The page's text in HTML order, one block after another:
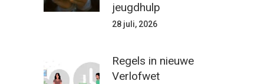
jeugdhulp
28 juli, 2026
Regels in nieuwe
Verlofwet